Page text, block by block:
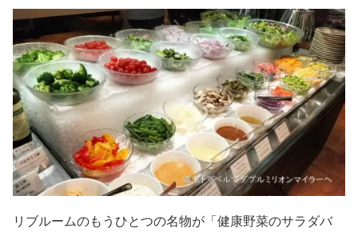
リブルームのもうひとつの名物が「健康野菜のサラダバ